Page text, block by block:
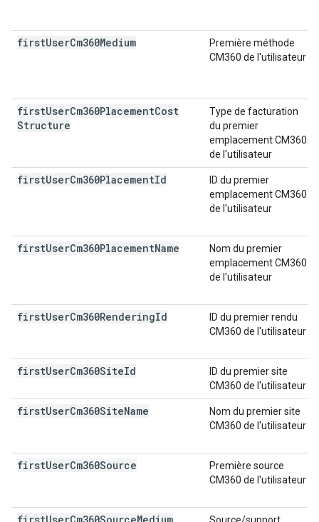
firstUserCm360Medium
Première méthode
CM360 de l'utilisateur
firstUserCm360PlacementCost
Structure
Type de facturation
du premier
emplacement CM360
de l'utilisateur
firstUserCm360PlacementId
ID du premier
emplacement CM360
de l'utilisateur
firstUserCm360PlacementName
Nom du premier
emplacement CM360
de l'utilisateur
firstUserCm360RenderingId
ID du premier rendu
CM360 de l'utilisateur
firstUserCm360SiteId
ID du premier site
CM360 de l'utilisateur
firstUserCm360SiteName
Nom du premier site
CM360 de l'utilisateur
firstUserCm360Source
Première source
CM360 de l'utilisateur